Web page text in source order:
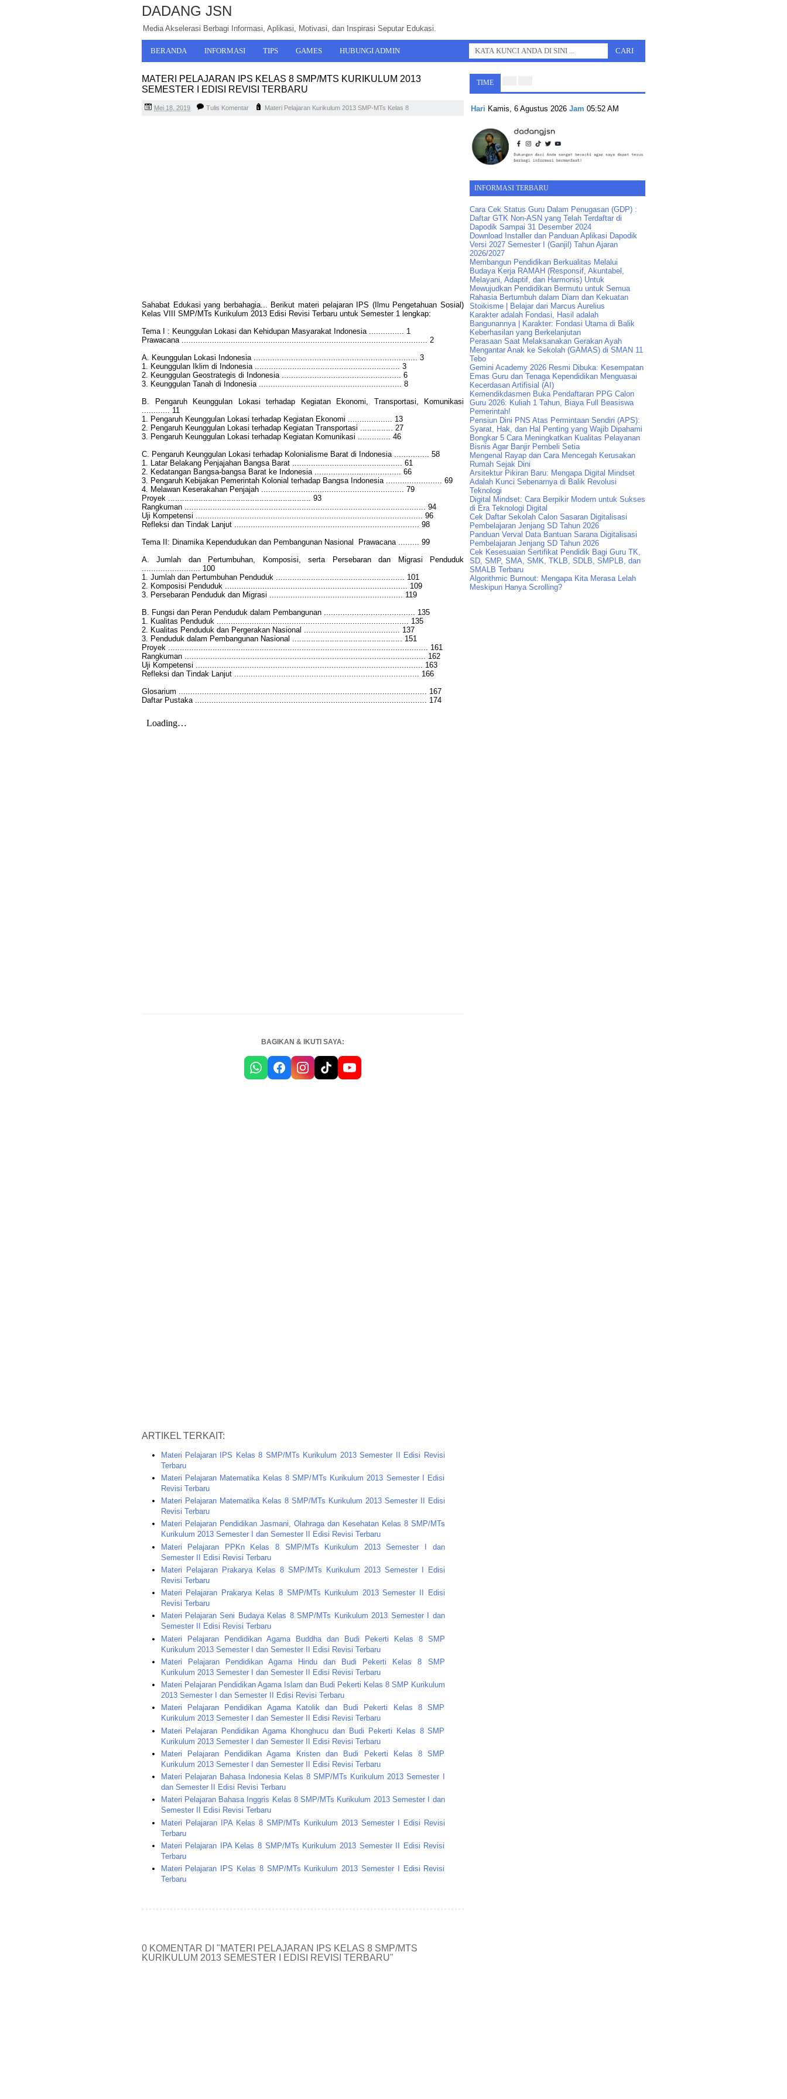
DADANG JSN
Media Akselerasi Berbagi Informasi, Aplikasi, Motivasi, dan Inspirasi Seputar Edukasi.
BERANDA INFORMASI TIPS GAMES HUBUNGI ADMIN
MATERI PELAJARAN IPS KELAS 8 SMP/MTS KURIKULUM 2013
SEMESTER I EDISI REVISI TERBARU
Mei 18, 2019 Tulis Komentar Materi Pelajaran Kurikulum 2013 SMP-MTs Kelas 8
Sahabat Edukasi yang berbahagia... Berikut materi pelajaran IPS (Ilmu Pengetahuan Sosial)
Kelas VIII SMP/MTs Kurikulum 2013 Edisi Revisi Terbaru untuk Semester 1 lengkap:
Tema I : Keunggulan Lokasi dan Kehidupan Masyarakat Indonesia ............... 1
Prawacana ......................................................................................................... 2
A. Keunggulan Lokasi Indonesia ...................................................................... 3
1. Keunggulan Iklim di Indonesia .............................................................. 3
2. Keunggulan Geostrategis di Indonesia ................................................... 6
3. Keunggulan Tanah di Indonesia ............................................................. 8
B. Pengaruh Keunggulan Lokasi terhadap Kegiatan Ekonomi, Transportasi, Komunikasi
............ 11
1. Pengaruh Keunggulan Lokasi terhadap Kegiatan Ekonomi ................... 13
2. Pengaruh Keunggulan Lokasi terhadap Kegiatan Transportasi .............. 27
3. Pengaruh Keunggulan Lokasi terhadap Kegiatan Komunikasi .............. 46
C. Pengaruh Keunggulan Lokasi terhadap Kolonialisme Barat di Indonesia ............... 58
1. Latar Belakang Penjajahan Bangsa Barat ............................................... 61
2. Kedatangan Bangsa-bangsa Barat ke Indonesia ..................................... 66
3. Pengaruh Kebijakan Pemerintah Kolonial terhadap Bangsa Indonesia ........................ 69
4. Melawan Keserakahan Penjajah ............................................................. 79
Proyek ............................................................. 93
Rangkuman ....................................................................................................... 94
Uji Kompetensi ................................................................................................. 96
Refleksi dan Tindak Lanjut ............................................................................... 98
Tema II: Dinamika Kependudukan dan Pembangunan Nasional
Prawacana ......... 99
A. Jumlah dan Pertumbuhan, Komposisi, serta Persebaran dan Migrasi Penduduk
......................... 100
1. Jumlah dan Pertumbuhan Penduduk ....................................................... 101
2. Komposisi Penduduk .............................................................................. 109
3. Persebaran Penduduk dan Migrasi ......................................................... 119
B. Fungsi dan Peran Penduduk dalam Pembangunan ....................................... 135
1. Kualitas Penduduk .................................................................................. 135
2. Kualitas Penduduk dan Pergerakan Nasional ......................................... 137
3. Penduduk dalam Pembangunan Nasional ............................................... 151
Proyek ............................................................................................................... 161
Rangkuman ....................................................................................................... 162
Uji Kompetensi ................................................................................................. 163
Refleksi dan Tindak Lanjut ............................................................................... 166
Glosarium .......................................................................................................... 167
Daftar Pustaka ................................................................................................... 174
BAGIKAN & IKUTI SAYA:
ARTIKEL TERKAIT:
Materi Pelajaran IPS Kelas 8 SMP/MTs Kurikulum 2013 Semester II Edisi Revisi
Terbaru
Materi Pelajaran Matematika Kelas 8 SMP/MTs Kurikulum 2013 Semester I Edisi
Revisi Terbaru
Materi Pelajaran Matematika Kelas 8 SMP/MTs Kurikulum 2013 Semester II Edisi
Revisi Terbaru
Materi Pelajaran Pendidikan Jasmani, Olahraga dan Kesehatan Kelas 8 SMP/MTs
Kurikulum 2013 Semester I dan Semester II Edisi Revisi Terbaru
Materi Pelajaran PPKn Kelas 8 SMP/MTs Kurikulum 2013 Semester I dan
Semester II Edisi Revisi Terbaru
Materi Pelajaran Prakarya Kelas 8 SMP/MTs Kurikulum 2013 Semester I Edisi
Revisi Terbaru
Materi Pelajaran Prakarya Kelas 8 SMP/MTs Kurikulum 2013 Semester II Edisi
Revisi Terbaru
Materi Pelajaran Seni Budaya Kelas 8 SMP/MTs Kurikulum 2013 Semester I dan
Semester II Edisi Revisi Terbaru
Materi Pelajaran Pendidikan Agama Buddha dan Budi Pekerti Kelas 8 SMP
Kurikulum 2013 Semester I dan Semester II Edisi Revisi Terbaru
Materi Pelajaran Pendidikan Agama Hindu dan Budi Pekerti Kelas 8 SMP
Kurikulum 2013 Semester I dan Semester II Edisi Revisi Terbaru
Materi Pelajaran Pendidikan Agama Islam dan Budi Pekerti Kelas 8 SMP Kurikulum
2013 Semester I dan Semester II Edisi Revisi Terbaru
Materi Pelajaran Pendidikan Agama Katolik dan Budi Pekerti Kelas 8 SMP
Kurikulum 2013 Semester I dan Semester II Edisi Revisi Terbaru
Materi Pelajaran Pendidikan Agama Khonghucu dan Budi Pekerti Kelas 8 SMP
Kurikulum 2013 Semester I dan Semester II Edisi Revisi Terbaru
Materi Pelajaran Pendidikan Agama Kristen dan Budi Pekerti Kelas 8 SMP
Kurikulum 2013 Semester I dan Semester II Edisi Revisi Terbaru
Materi Pelajaran Bahasa Indonesia Kelas 8 SMP/MTs Kurikulum 2013 Semester I
dan Semester II Edisi Revisi Terbaru
Materi Pelajaran Bahasa Inggris Kelas 8 SMP/MTs Kurikulum 2013 Semester I dan
Semester II Edisi Revisi Terbaru
Materi Pelajaran IPA Kelas 8 SMP/MTs Kurikulum 2013 Semester I Edisi Revisi
Terbaru
Materi Pelajaran IPA Kelas 8 SMP/MTs Kurikulum 2013 Semester II Edisi Revisi
Terbaru
Materi Pelajaran IPS Kelas 8 SMP/MTs Kurikulum 2013 Semester I Edisi Revisi
Terbaru
0 KOMENTAR DI "MATERI PELAJARAN IPS KELAS 8 SMP/MTS
KURIKULUM 2013 SEMESTER I EDISI REVISI TERBARU"
TIME
Hari Kamis, 6 Agustus 2026 Jam 05:52 AM
INFORMASI TERBARU
Cara Cek Status Guru Dalam Penugasan (GDP) :
Daftar GTK Non-ASN yang Telah Terdaftar di
Dapodik Sampai 31 Desember 2024
Download Installer dan Panduan Aplikasi Dapodik
Versi 2027 Semester I (Ganjil) Tahun Ajaran
2026/2027
Membangun Pendidikan Berkualitas Melalui
Budaya Kerja RAMAH (Responsif, Akuntabel,
Melayani, Adaptif, dan Harmonis) Untuk
Mewujudkan Pendidikan Bermutu untuk Semua
Rahasia Bertumbuh dalam Diam dan Kekuatan
Stoikisme | Belajar dari Marcus Aurelius
Karakter adalah Fondasi, Hasil adalah
Bangunannya | Karakter: Fondasi Utama di Balik
Keberhasilan yang Berkelanjutan
Perasaan Saat Melaksanakan Gerakan Ayah
Mengantar Anak ke Sekolah (GAMAS) di SMAN 11
Tebo
Gemini Academy 2026 Resmi Dibuka: Kesempatan
Emas Guru dan Tenaga Kependidikan Menguasai
Kecerdasan Artifisial (AI)
Kemendikdasmen Buka Pendaftaran PPG Calon
Guru 2026: Kuliah 1 Tahun, Biaya Full Beasiswa
Pemerintah!
Pensiun Dini PNS Atas Permintaan Sendiri (APS):
Syarat, Hak, dan Hal Penting yang Wajib Dipahami
Bongkar 5 Cara Meningkatkan Kualitas Pelayanan
Bisnis Agar Banjir Pembeli Setia
Mengenal Rayap dan Cara Mencegah Kerusakan
Rumah Sejak Dini
Arsitektur Pikiran Baru: Mengapa Digital Mindset
Adalah Kunci Sebenarnya di Balik Revolusi
Teknologi
Digital Mindset: Cara Berpikir Modern untuk Sukses
di Era Teknologi Digital
Cek Daftar Sekolah Calon Sasaran Digitalisasi
Pembelajaran Jenjang SD Tahun 2026
Panduan Verval Data Bantuan Sarana Digitalisasi
Pembelajaran Jenjang SD Tahun 2026
Cek Kesesuaian Sertifikat Pendidik Bagi Guru TK,
SD, SMP, SMA, SMK, TKLB, SDLB, SMPLB, dan
SMALB Terbaru
Algorithmic Burnout: Mengapa Kita Merasa Lelah
Meskipun Hanya Scrolling?